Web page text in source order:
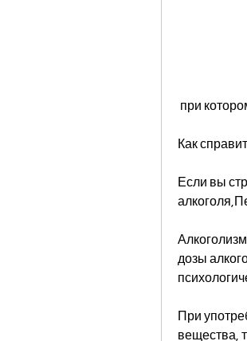
при
Как
Если вы
дозы
При
вещества,